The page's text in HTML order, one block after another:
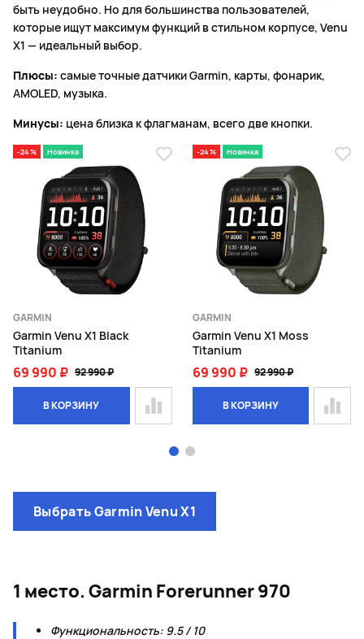
быть неудобно. Но для большинства пользователей,
которые ищут максимум функций в стильном корпусе, Venu
X1 — идеальный выбор.
Плюсы: самые точные датчики Garmin, карты, фонарик,
AMOLED, музыка.
Минусы: цена близка к флагманам, всего две кнопки.
-24 % Новинка
GARMIN
Garmin Venu X1 Black
Titanium
69 990 ₽ 92 990 ₽
В КОРЗИНУ
-24 % Новинка
GARMIN
Garmin Venu X1 Moss
Titanium
69 990 ₽ 92 990 ₽
В КОРЗИНУ
Выбрать Garmin Venu X1
1 место. Garmin Forerunner 970
Функциональность: 9.5 / 10